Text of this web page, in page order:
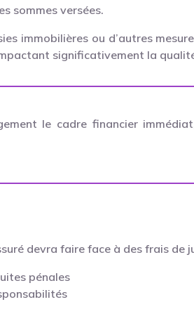
sommes versées.
immobilières ou d’autres
significativement la
le cadre financier
devra faire face à des frais
pénales